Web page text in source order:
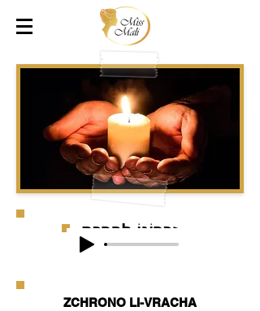
זִכְרוֹנוֹ לִבְרָכָה
ZCHRONO LI-VRACHA